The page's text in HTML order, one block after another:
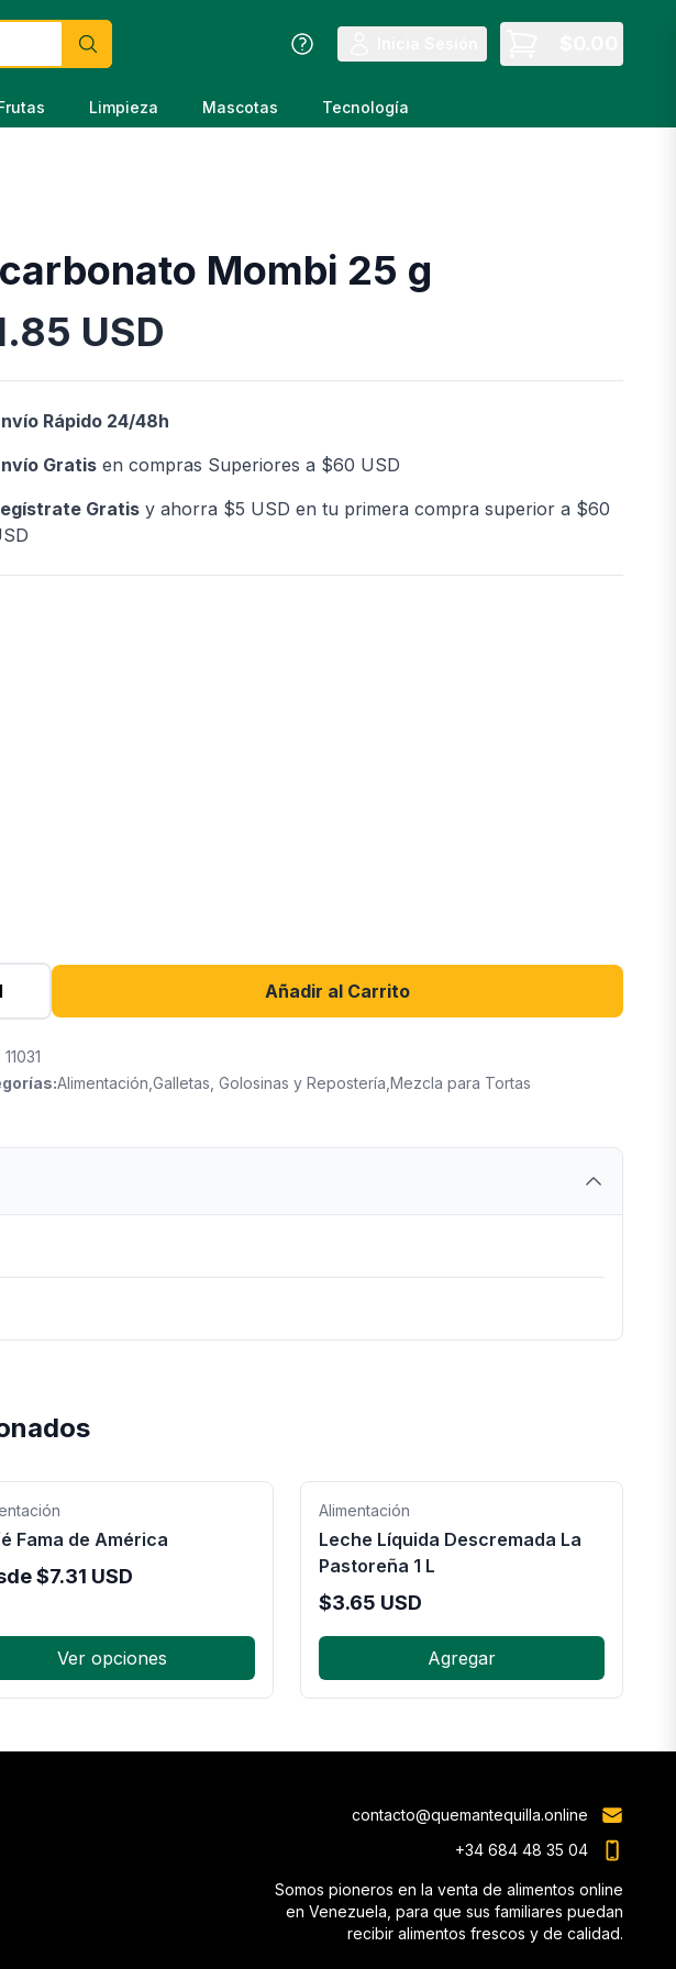
Limpieza Mascotas Tecnología
Mombi 25 g
del Producto
USD
Rápido 24/48h
Gratis en compras Superiores a $60 USD
Gratisy ahorra $5 USD en tu primera compra superior a $60
Añadir al Carrito
11031
Alimentación Galletas, Golosinas y Repostería Mezcla para Tortas
Fama de América
$7.31 USD
Ver opciones
Alimentación
Leche Líquida Descremada La
Pastoreña 1 L
$3.65 USD
Agregar
contacto@quemantequilla.online
+34 684 48 35 04
Somos pioneros en la venta de alimentos online
en Venezuela, para que sus familiares puedan
recibir alimentos frescos y de calidad.